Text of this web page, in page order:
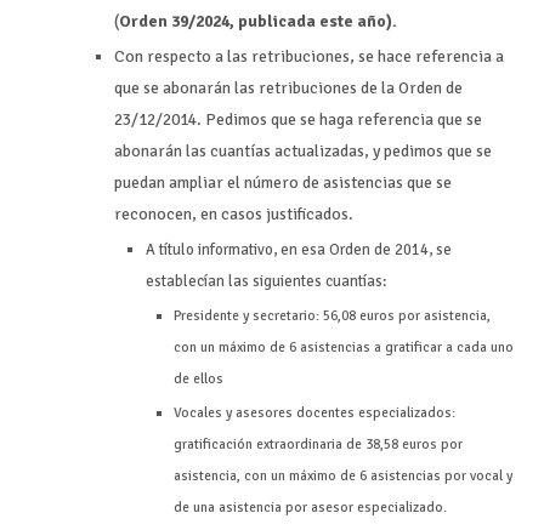
(Orden 39/2024, publicada este año).
Con respecto a las retribuciones, se hace referencia a
que se abonarán las retribuciones de la Orden de
23/12/2014. Pedimos que se haga referencia que se
abonarán las cuantías actualizadas, y pedimos que se
puedan ampliar el número de asistencias que se
reconocen, en casos justificados.
A título informativo, en esa Orden de 2014, se
establecían las siguientes cuantías:
Presidente y secretario: 56,08 euros por asistencia,
con un máximo de 6 asistencias a gratificar a cada uno
de ellos
Vocales y asesores docentes especializados:
gratificación extraordinaria de 38,58 euros por
asistencia, con un máximo de 6 asistencias por vocal y
de una asistencia por asesor especializado.